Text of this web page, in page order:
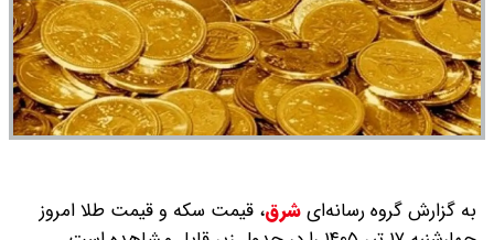
به گزارش گروه رسانه‌ایشرق، قیمت سکه و قیمت طلا امروز